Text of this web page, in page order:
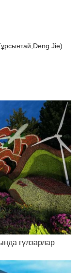
Jie)
гүлзарлар